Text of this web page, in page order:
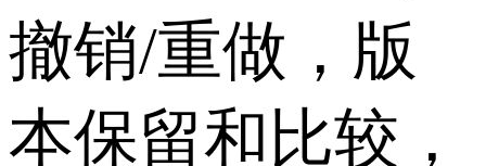
撤销/重做，版
本保留和比较，